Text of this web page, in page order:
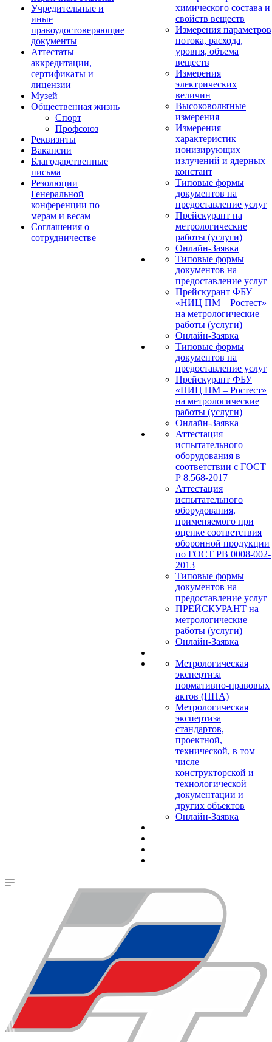
Учредительные и
иные
правоудостоверяющие
документы
Аттестаты
аккредитации,
сертификаты и
лицензии
Музей
Общественная жизнь
Спорт
Профсоюз
Реквизиты
Вакансии
Благодарственные
письма
Резолюции
Генеральной
конференции по
мерам и весам
Соглашения о
сотрудничестве
химического состава и
свойств веществ
Измерения параметров
потока, расхода,
уровня, объема
веществ
Измерения
электрических
величин
Высоковольтные
измерения
Измерения
характеристик
ионизирующих
излучений и ядерных
констант
Типовые формы
документов на
предоставление услуг
Прейскурант на
метрологические
работы (услуги)
Онлайн-Заявка
Типовые формы
документов на
предоставление услуг
Прейскурант ФБУ
«НИЦ ПМ – Ростест»
на метрологические
работы (услуги)
Онлайн-Заявка
Типовые формы
документов на
предоставление услуг
Прейскурант ФБУ
«НИЦ ПМ – Ростест»
на метрологические
работы (услуги)
Онлайн-Заявка
Аттестация
испытательного
оборудования в
соответствии с ГОСТ
Р 8.568-2017
Аттестация
испытательного
оборудования,
применяемого при
оценке соответствия
оборонной продукции
по ГОСТ РВ 0008-002-
2013
Типовые формы
документов на
предоставление услуг
ПРЕЙСКУРАНТ на
метрологические
работы (услуги)
Онлайн-Заявка
Метрологическая
экспертиза
нормативно-правовых
актов (НПА)
Метрологическая
экспертиза
стандартов,
проектной,
технической, в том
числе
конструкторской и
технологической
документации и
других объектов
Онлайн-Заявка